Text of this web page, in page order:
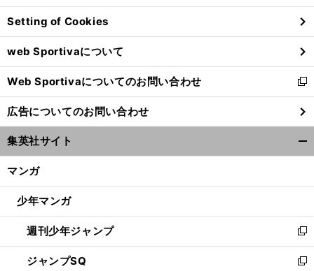
ン
ド
ウ
で
開
く
Setting of Cookies
web Sportivaについて
Web Sportivaについてのお問い合わせ
新
し
い
ウ
ィ
ン
ウ
開
く
広告についてのお問い合わせ
集英社サイト
マンガ
少年マンガ
週刊少年ジャンプ
新
し
い
ジャンプSQ
新